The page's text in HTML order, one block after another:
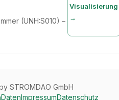
(UNH:S010) –
Visualisierung
→
STROMDAO GmbH
DatenImpressumDatenschutz